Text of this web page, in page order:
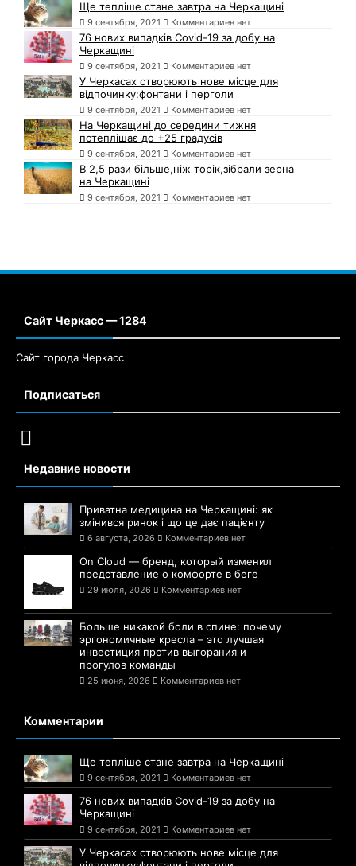
Ще тепліше стане завтра на Черкащині
9 сентября, 2021 Комментариев нет
76 нових випадків Covid-19 за добу на
Черкащині
9 сентября, 2021 Комментариев нет
У Черкасах створюють нове місце для
відпочинку:фонтани і перголи
9 сентября, 2021 Комментариев нет
На Черкащині до середини тижня
потеплішає до +25 градусів
9 сентября, 2021 Комментариев нет
В 2,5 рази більше,ніж торік,зібрали зерна
на Черкащині
9 сентября, 2021 Комментариев нет
Сайт Черкасс — 1284
Сайт города Черкасс
Подписаться
Недавние новости
Приватна медицина на Черкащині: як
змінився ринок і що це дає пацієнту
6 августа, 2026 Комментариев нет
On Cloud — бренд, который изменил
представление о комфорте в беге
29 июля, 2026 Комментариев нет
Больше никакой боли в спине: почему
эргономичные кресла – это лучшая
инвестиция против выгорания и
прогулов команды
25 июня, 2026 Комментариев нет
Комментарии
Ще тепліше стане завтра на Черкащині
9 сентября, 2021 Комментариев нет
76 нових випадків Covid-19 за добу на
Черкащині
9 сентября, 2021 Комментариев нет
У Черкасах створюють нове місце для